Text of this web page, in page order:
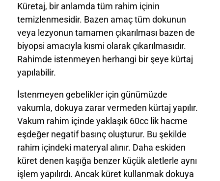
Küretaj, bir anlamda tüm rahim içinin
temizlenmesidir. Bazen amaç tüm dokunun
veya lezyonun tamamen çıkarılması bazen de
biyopsi amacıyla kısmi olarak çıkarılmasıdır.
Rahimde istenmeyen herhangi bir şeye kürtaj
yapılabilir.
İstenmeyen gebelikler için günümüzde
vakumla, dokuya zarar vermeden kürtaj yapılır.
Vakum rahim içinde yaklaşık 60cc lik hacme
eşdeğer negatif basınç oluşturur. Bu şekilde
rahim içindeki materyal alınır. Daha eskiden
küret denen kaşığa benzer küçük aletlerle aynı
işlem yapılırdı. Ancak küret kullanmak dokuya